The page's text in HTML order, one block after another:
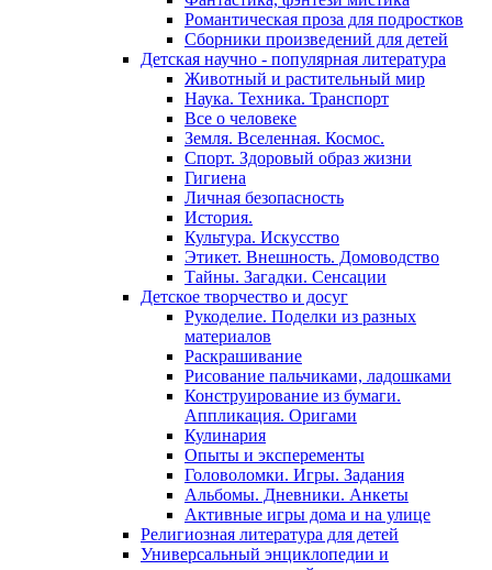
Романтическая проза для подростков
Сборники произведений для детей
Детская научно - популярная литература
Животный и растительный мир
Наука. Техника. Транспорт
Все о человеке
Земля. Вселенная. Космос.
Спорт. Здоровый образ жизни
Гигиена
Личная безопасность
История.
Культура. Искусство
Этикет. Внешность. Домоводство
Тайны. Загадки. Сенсации
Детское творчество и досуг
Рукоделие. Поделки из разных
материалов
Раскрашивание
Рисование пальчиками, ладошками
Конструирование из бумаги.
Аппликация. Оригами
Кулинария
Опыты и эксперементы
Головоломки. Игры. Задания
Альбомы. Дневники. Анкеты
Активные игры дома и на улице
Религиозная литература для детей
Универсальный энциклопедии и